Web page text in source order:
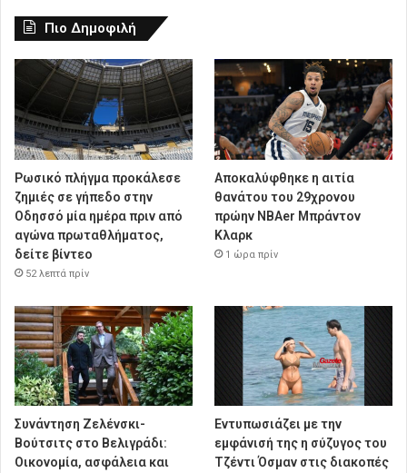
Πιο Δημοφιλή
Ρωσικό πλήγμα προκάλεσε
ζημιές σε γήπεδο στην
Οδησσό μία ημέρα πριν από
αγώνα πρωταθλήματος,
δείτε βίντεο
52 λεπτά πρίν
Αποκαλύφθηκε η αιτία
θανάτου του 29χρονου
πρώην NBAer Μπράντον
Κλαρκ
1 ώρα πρίν
Συνάντηση Ζελένσκι-
Βούτσιτς στο Βελιγράδι:
Οικονομία, ασφάλεια και
Εντυπωσιάζει με την
εμφάνισή της η σύζυγος του
Τζέντι Όσμαν στις διακοπές